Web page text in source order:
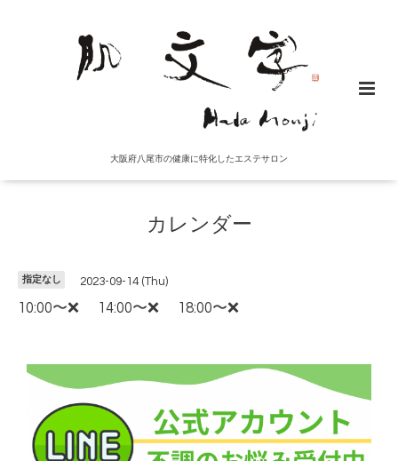
大阪府八尾市の健康に特化したエステサロン
カレンダー
指定なし 2023-09-14 (Thu)
10:00〜❌ 14:00〜❌ 18:00〜❌